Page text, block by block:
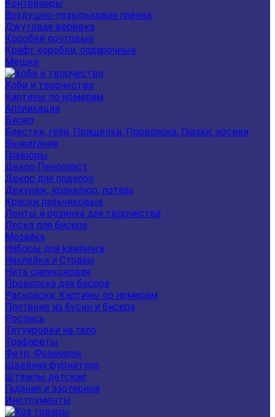
Контейнеры
Воздушно-пузырьковая плёнка
Джутовая веревка
Коробки почтовые
Крафт коробки, подарочные
Мешки
Хоби и творчество
Картины по номерам
Аппликации
Бисер
Блестки, гели, Прищепки, Проволока, Глазки, носики
Выжигание
Гравюры
Декор Пенопласт
Декор для поделок
Декупаж, кракелюр, поталь
Краски пальчиковые
Ленты и резинка для творчества
Леска для бисера
Мозайка
Наборы для квилинга
Наклейки и Стразы
Нить силиконовая
Проволока для бисера
Раскраски, Картины по номерам
Плетение из бусин и бисера
Роспись
Татуировки на тело
Трафареты
Фетр, Фоамиран
Швейная фурнитура
Штампы детские
Гадания и эзотерика
Инструменты